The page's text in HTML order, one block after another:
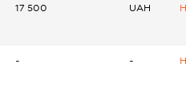
17 500 UAH
- -